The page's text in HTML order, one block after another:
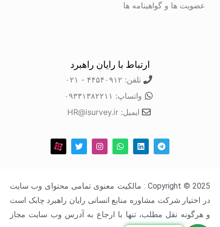
عضویت ها و گواهینامه ها
ارتباط با رایان راهبرد
تلفن: ۴۴۵۴۰۹۱۲ - ۰۲۱
واتساپ: ۰۹۳۳۱۳۸۲۲۱۱
ایمیل: HR@isurvey.ir
Copyright © 2025 : مالکیت معنوی تمامی محتوای وب سایت
در اختیار شرکت مشاوره منابع انسانی رایان راهبرد چابک است
و هرگونه نقل مطلب، تنها با ارجاع به آدرس وب سایت مجاز